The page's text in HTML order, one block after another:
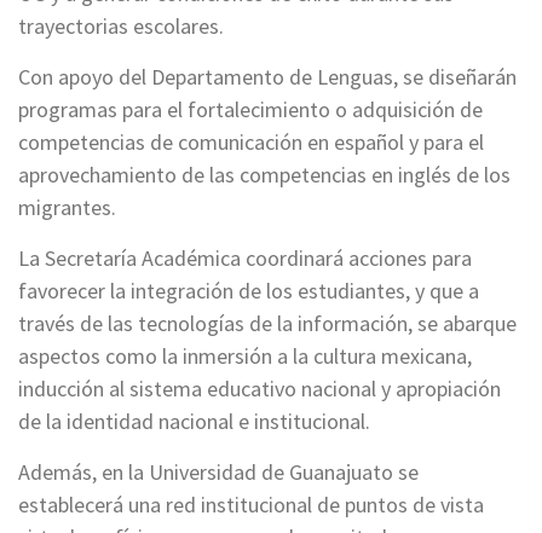
trayectorias escolares.
Con apoyo del Departamento de Lenguas, se diseñarán
programas para el fortalecimiento o adquisición de
competencias de comunicación en español y para el
aprovechamiento de las competencias en inglés de los
migrantes.
La Secretaría Académica coordinará acciones para
favorecer la integración de los estudiantes, y que a
través de las tecnologías de la información, se abarque
aspectos como la inmersión a la cultura mexicana,
inducción al sistema educativo nacional y apropiación
de la identidad nacional e institucional.
Además, en la Universidad de Guanajuato se
establecerá una red institucional de puntos de vista